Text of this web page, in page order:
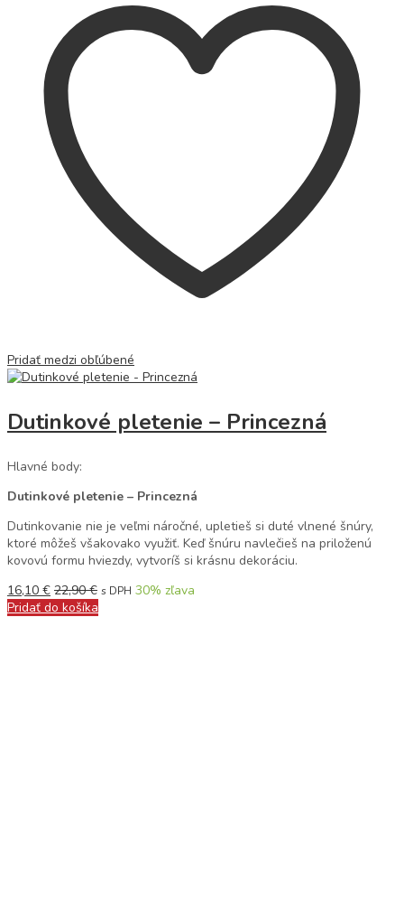
Pridať medzi obľúbené
Dutinkové pletenie – Princezná
Hlavné body:
Dutinkové pletenie – Princezná
Dutinkovanie nie je veľmi náročné, upletieš si duté vlnené šnúry,
ktoré môžeš všakovako využiť. Keď šnúru navlečieš na priloženú
kovovú formu hviezdy, vytvoríš si krásnu dekoráciu.
16,10 € 22,90€ s DPH 30% zľava
Pridať do košíka